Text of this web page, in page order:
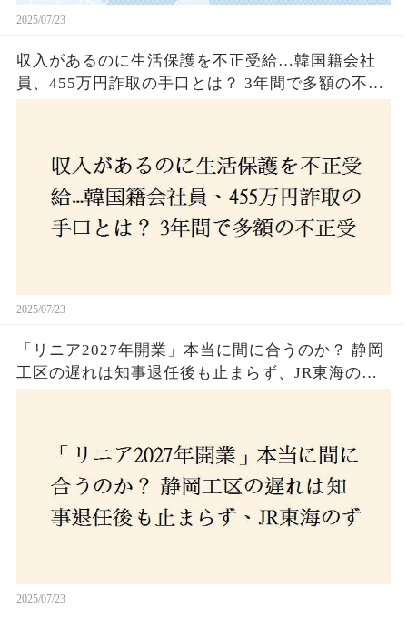
2025/07/23
収入があるのに生活保護を不正受給…韓国籍会社
員、455万円詐取の手口とは？ 3年間で多額の不正
2025/07/23
「リニア2027年開業」本当に間に合うのか？ 静岡
工区の遅れは知事退任後も止まらず、JR東海のず
2025/07/23